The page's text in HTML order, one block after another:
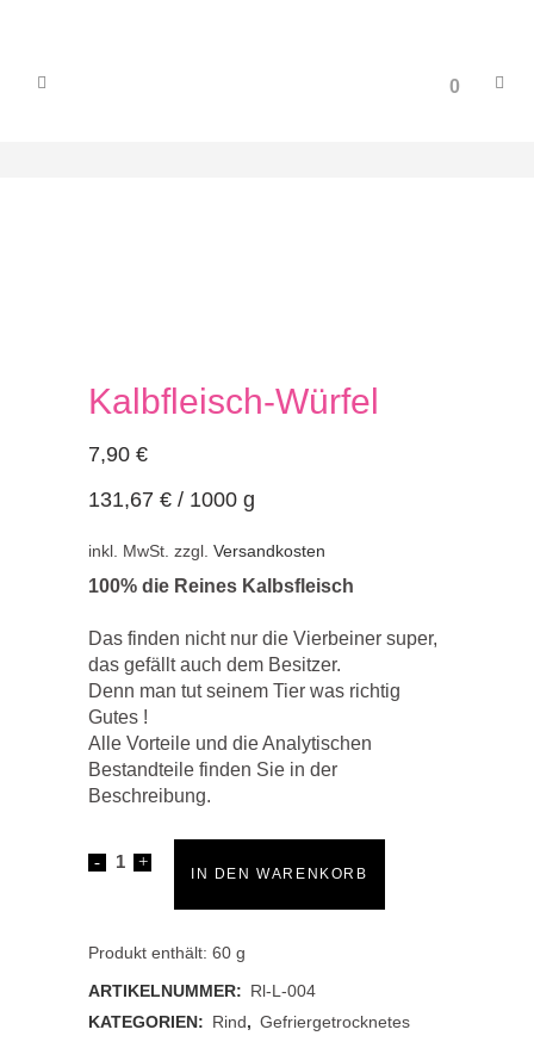
0
Kalbfleisch-Würfel
7,90 €
131,67 € / 1000 g
inkl. MwSt. zzgl. Versandkosten
100% die Reines Kalbsfleisch
Das finden nicht nur die Vierbeiner super,
das gefällt auch dem Besitzer.
Denn man tut seinem Tier was richtig
Gutes !
Alle Vorteile und die Analytischen
Bestandteile finden Sie in der
Beschreibung.
Kalbfleisch-
quantity
IN DEN WARENKORB
Produkt enthält: 60 g
ARTIKELNUMMER: Rl-L-004
KATEGORIEN: Rind, Gefriergetrocknetes